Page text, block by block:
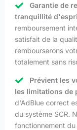
Garantie de
tranquillité
remboursement
satisfait de la
rembourserons
totalement sans
Prévient les
les limitations de
d'AdBlue correct
du système SCR.
fonctionnement